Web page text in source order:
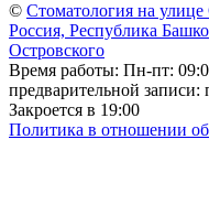
© Стоматология на
Россия, Республика
Островского
Время работы: Пн-пт:
предварительной записи:
Закроется в 19:00
Политика в отношении